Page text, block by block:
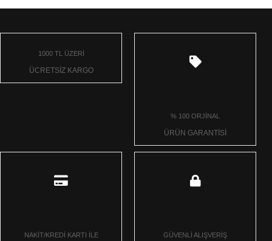
1000 TL ÜZERİ
ÜCRETSİZ KARGO
% 100 ORJİNAL
ÜRÜN GARANTİSİ
NAKİT/KREDİ KARTI İLE GÜVENLİ ALIŞVERİŞ